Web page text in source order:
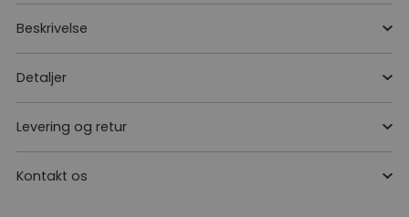
Beskrivelse
Detaljer
Levering og retur
Kontakt os